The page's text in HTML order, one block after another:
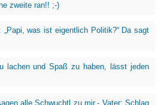
zweite ran!! ;-)
„Papi, was ist eigentlich Politik?“ Da sagt
lachen und Spaß zu haben, lässt jeden
alle Schwuchtl zu mir.- Vater: Schlag